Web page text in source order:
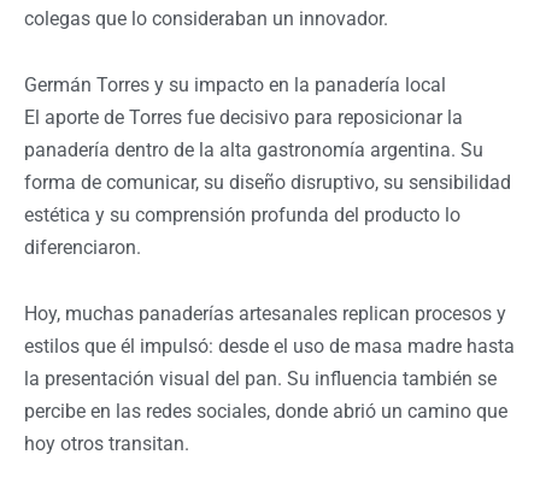
colegas que lo consideraban un innovador.
Germán Torres y su impacto en la panadería local
El aporte de Torres fue decisivo para reposicionar la
panadería dentro de la alta gastronomía argentina. Su
forma de comunicar, su diseño disruptivo, su sensibilidad
estética y su comprensión profunda del producto lo
diferenciaron.
Hoy, muchas panaderías artesanales replican procesos y
estilos que él impulsó: desde el uso de masa madre hasta
la presentación visual del pan. Su influencia también se
percibe en las redes sociales, donde abrió un camino que
hoy otros transitan.